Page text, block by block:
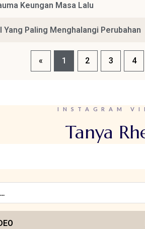
Keungan Masa Lalu
Yang Paling Menghalangi Perubahan
« 1 2 3 4
INSTAGRAM
Tanya